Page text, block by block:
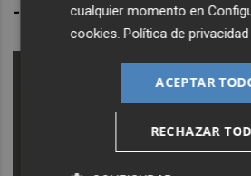
-¿Cuáles son tus emojis
cualquier momento en
cookies .Política de privacidad
ACEPTAR
RECHAZAR